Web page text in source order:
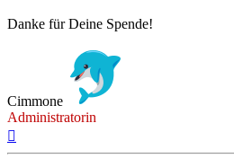
Danke für Deine Spende!
Cimmone
Administratorin